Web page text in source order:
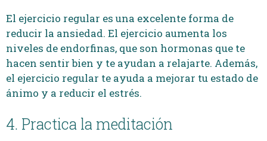
El ejercicio regular es una excelente forma de
reducir la ansiedad. El ejercicio aumenta los
niveles de endorfinas, que son hormonas que te
hacen sentir bien y te ayudan a relajarte. Además,
el ejercicio regular te ayuda a mejorar tu estado de
ánimo y a reducir el estrés.
4. Practica la meditación